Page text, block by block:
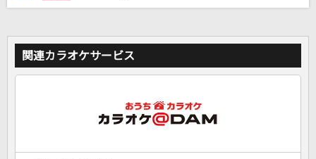
関連カラオケサービス